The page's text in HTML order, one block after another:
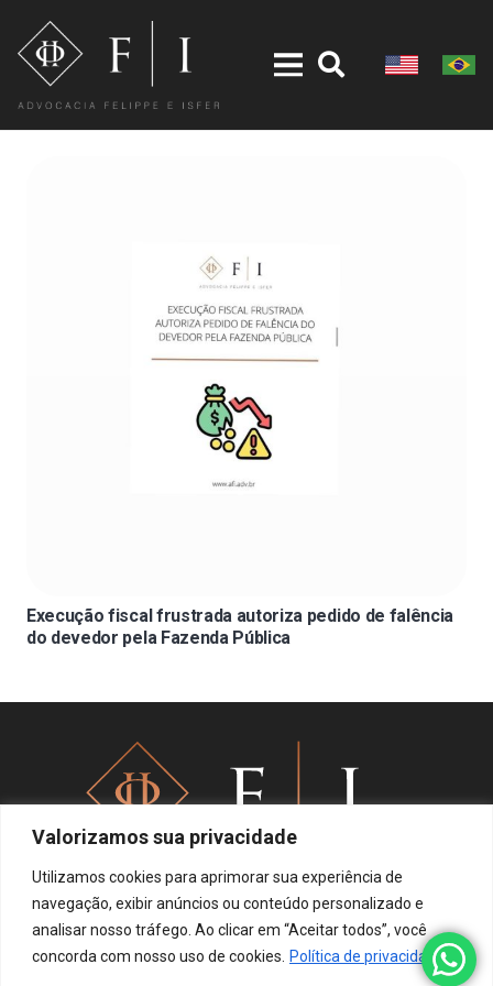
Valorizamos sua privacidade
Utilizamos cookies para aprimorar sua experiência de
navegação, exibir anúncios ou conteúdo personalizado e
analisar nosso tráfego. Ao clicar em “Aceitar todos”, você
concorda com nosso uso de cookies. Política de privacidade
Execução fiscal frustrada autoriza pedido de falência
do devedor pela Fazenda Pública
Política de privacidade